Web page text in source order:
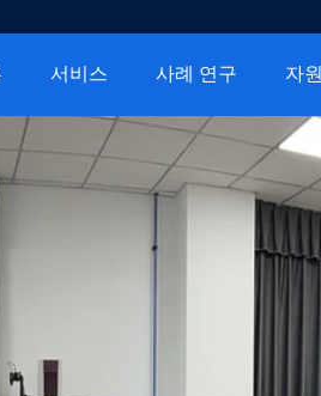
서비스 사례 연구 자원